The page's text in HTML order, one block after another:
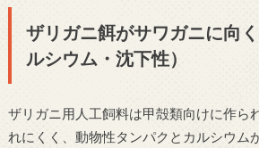
ザリガニ餌がサワガニに向
ルシウム・沈下性）
ザリガニ用人工飼料は甲殻類向けに作ら
れにくく、動物性タンパクとカルシウム